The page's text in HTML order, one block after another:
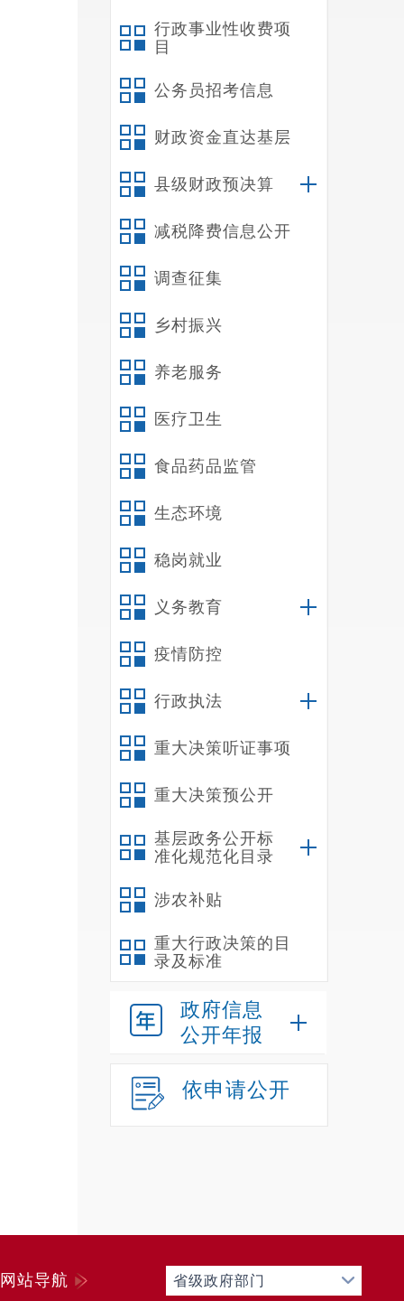
行政事业性收费项
目
公务员招考信息
财政资金直达基层
县级财政预决算
减税降费信息公开
调查征集
乡村振兴
养老服务
医疗卫生
食品药品监管
生态环境
稳岗就业
义务教育
疫情防控
行政执法
重大决策听证事项
重大决策预公开
基层政务公开标
准化规范化目录
涉农补贴
重大行政决策的目
录及标准
政府信息
公开年报
依申请公开
网站导航 省级政府部门